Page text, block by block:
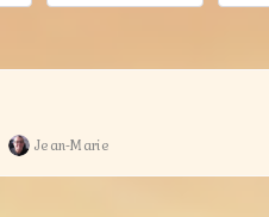
Jean-Marie